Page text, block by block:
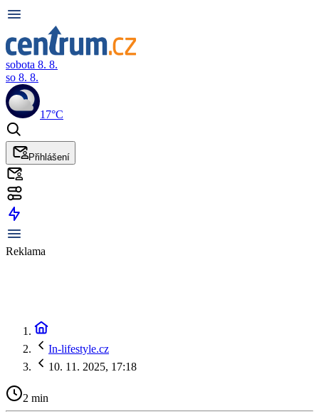
sobota 8. 8.
so 8. 8.
17°C
Přihlášení
Reklama
In-lifestyle.cz
10. 11. 2025, 17:18
2 min